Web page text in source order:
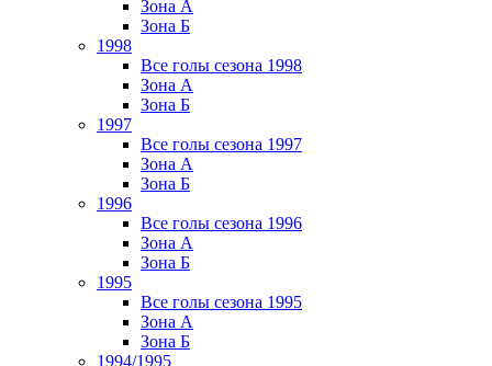
Зона А
Зона Б
1998
Все голы сезона 1998
Зона А
Зона Б
1997
Все голы сезона 1997
Зона А
Зона Б
1996
Все голы сезона 1996
Зона А
Зона Б
1995
Все голы сезона 1995
Зона А
Зона Б
1994/1995